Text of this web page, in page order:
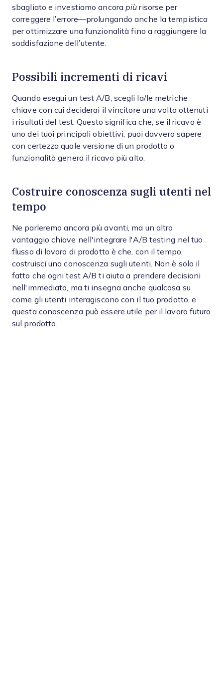
sbagliato e investiamo ancora più risorse per
correggere l’errore—prolungando anche la tempistica
per ottimizzare una funzionalità fino a raggiungere la
soddisfazione dell’utente.
Possibili incrementi di ricavi
Quando esegui un test A/B, scegli la/le metriche
chiave con cui deciderai il vincitore una volta ottenuti
i risultati del test. Questo significa che, se il ricavo è
uno dei tuoi principali obiettivi, puoi davvero sapere
con certezza quale versione di un prodotto o
funzionalità genera il ricavo più alto.
Costruire conoscenza sugli utenti nel
tempo
Ne parleremo ancora più avanti, ma un altro
vantaggio chiave nell'integrare l'A/B testing nel tuo
flusso di lavoro di prodotto è che, con il tempo,
costruisci una conoscenza sugli utenti. Non è solo il
fatto che ogni test A/B ti aiuta a prendere decisioni
nell'immediato, ma ti insegna anche qualcosa su
come gli utenti interagiscono con il tuo prodotto, e
questa conoscenza può essere utile per il lavoro futuro
sul prodotto.